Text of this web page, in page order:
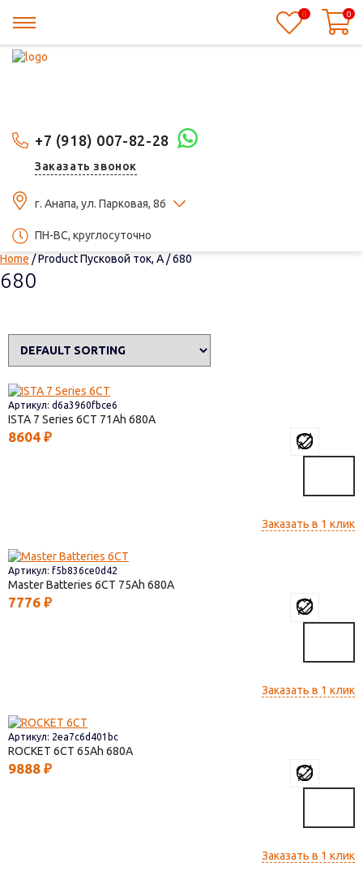
+7 (918) 007-82-28
Заказать звонок
г. Анапа, ул. Парковая, 86
ПН-ВС, круглосуточно
0 0
Home / Product Пусковой ток, А / 680
680
Артикул: d6a3960fbce6
ISTA 7 Series 6СТ 71 680
8604 ₽
Заказать в 1 клик
Артикул: f5b836ce0d42
Master Batteries 6СТ 75 680
7776 ₽
Заказать в 1 клик
Артикул: 2ea7c6d401bc
ROCKET 6СТ 65 680
9888 ₽
Заказать в 1 клик